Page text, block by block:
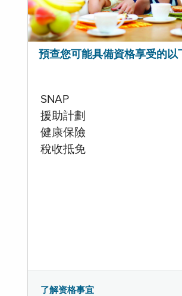
預查您可能具備資格享受的以
SNAP
援助計劃
健康保險
稅收抵免
了解资格事宜